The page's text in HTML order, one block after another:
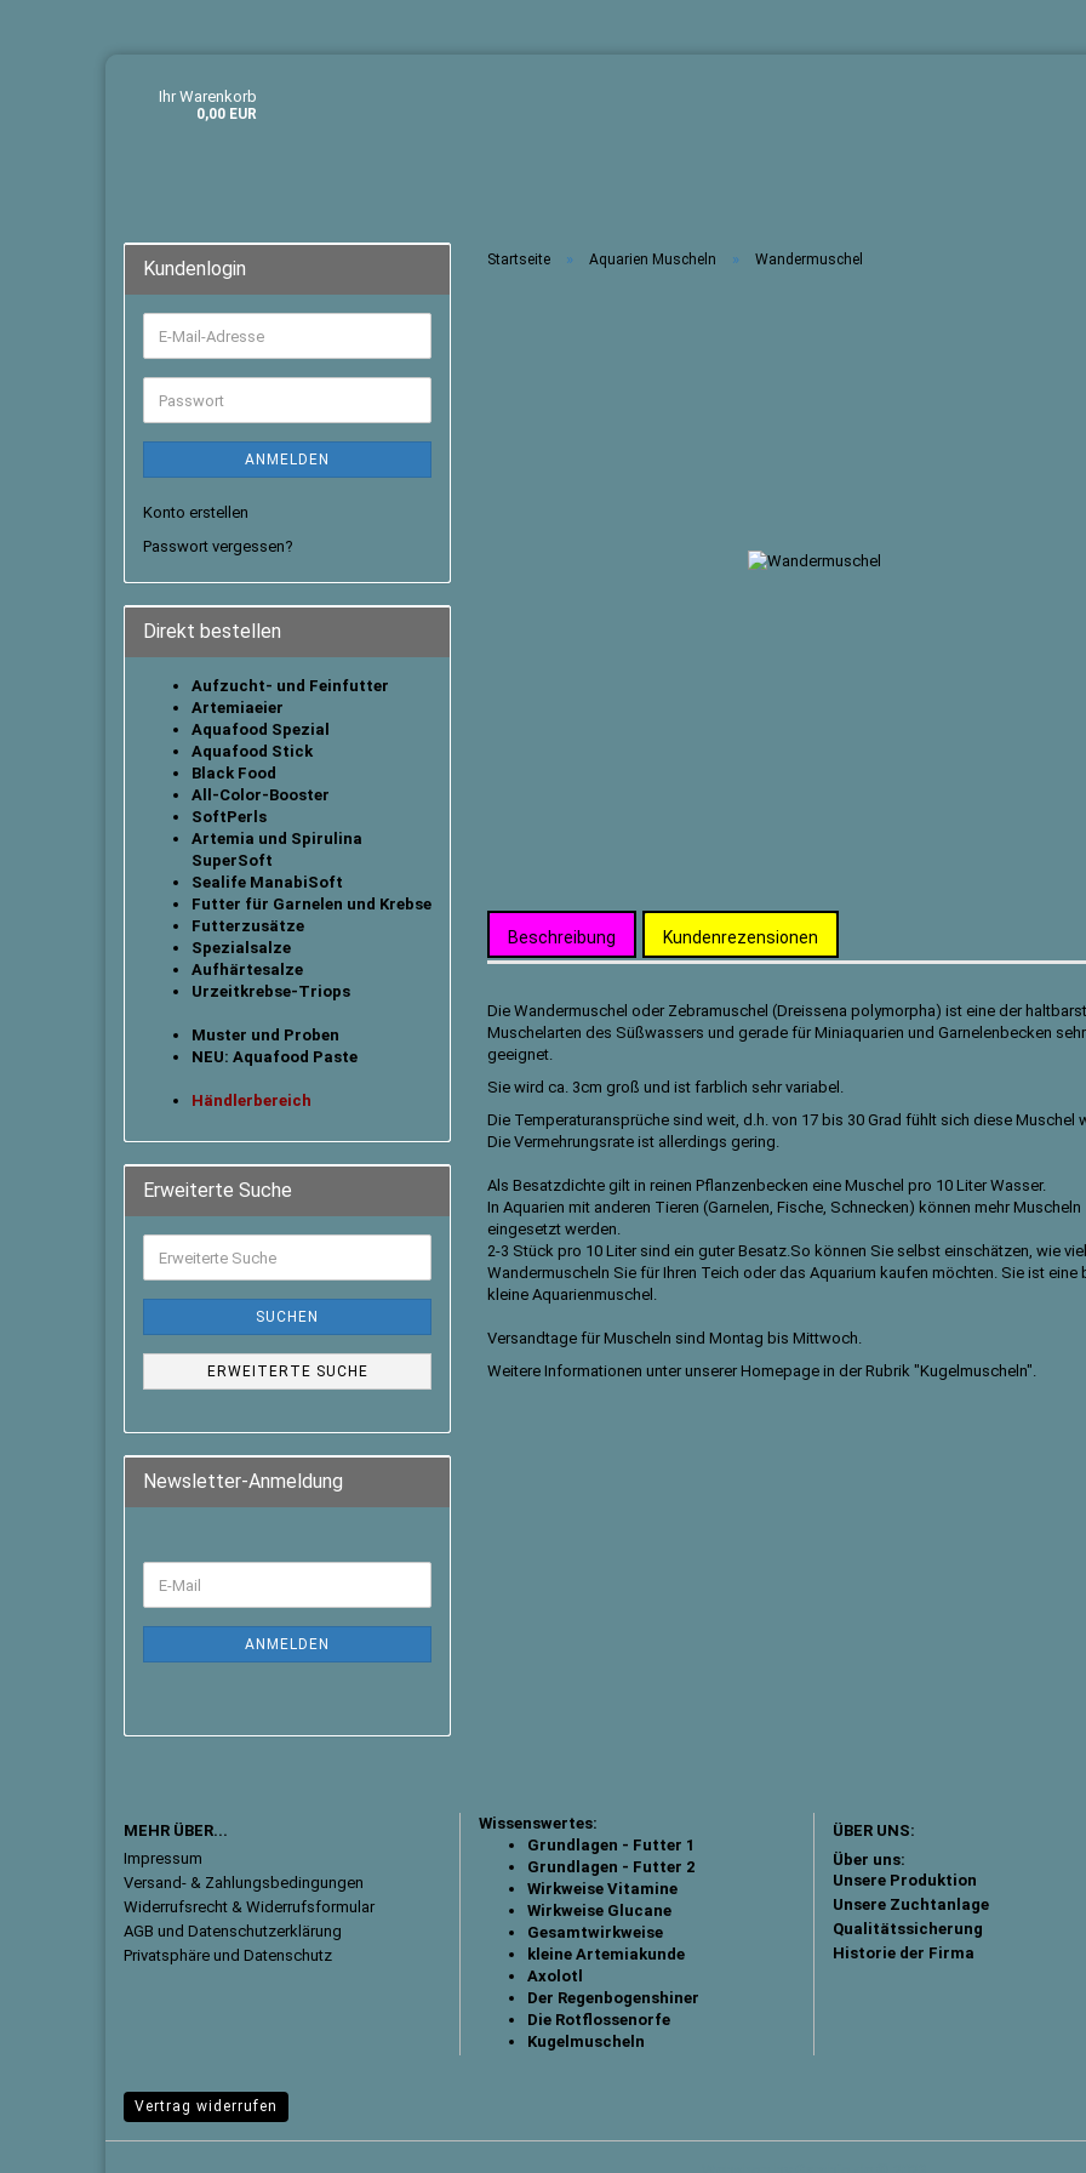
Ihr Warenkorb
0,00 EUR
Startseite » Aquarien Muscheln » Wandermuschel
Beschreibung Kundenrezensionen
Die Wandermuschel oder Zebramuschel (Dreissena polymorpha) ist eine der
Muschelarten des Süßwassers und gerade für Miniaquarien und Garnelenbecken
geeignet.
Sie wird ca. 3cm groß und ist farblich sehr variabel.
Die Temperaturansprüche sind weit, d.h. von 17 bis 30 Grad fühlt sich diese Muschel
Die Vermehrungsrate ist allerdings gering.
Als Besatzdichte gilt in reinen Pflanzenbecken eine Muschel pro 10 Liter Wasser.
In Aquarien mit anderen Tieren (Garnelen, Fische, Schnecken) können mehr Muscheln
eingesetzt werden.
2-3 Stück pro 10 Liter sind ein guter Besatz.So können Sie selbst einschätzen, wie
Wandermuscheln Sie für Ihren Teich oder das Aquarium kaufen möchten. Sie ist eine
kleine Aquarienmuschel.
Versandtage für Muscheln sind Montag bis Mittwoch.
Weitere Informationen unter unserer Homepage in der Rubrik "Kugelmuscheln".
Kundenlogin
ANMELDEN
Konto erstellen
Passwort vergessen?
Direkt bestellen
Aufzucht- und Feinfutter
Artemiaeier
Aquafood Spezial
Aquafood Stick
B lack Food
All-Color-Booster
SoftPerls
Artemia und Spirulina
SuperSoft
Sealife ManabiSoft
Futter für Garnelen und Krebse
Futterzusätze
Spezialsalze
Aufhärtesalze
Urzeitkrebse-Triops
Muster und Proben
NEU: Aquafood Paste
Händlerbereich
Erweiterte Suche
SUCHEN
ERWEITERTE SUCHE
Newsletter-Anmeldung
ANMELDEN
MEHR ÜBER...
Impressum
Versand- & Zahlungsbedingungen
Widerrufsrecht & Widerrufsformular
AGB und Datenschutzerklärung
Privatsphäre und Datenschutz
Wissenswertes:
Grundlagen - Futter 1
Grundlagen - Futter 2
Wirkweise Vitamine
Wirkweise Glucane
Gesamtwirkweise
kleine Artemiakunde
Axolotl
Der Regenbogenshiner
Die Rotflossenorfe
Kugelmuscheln
ÜBER UNS:
Über uns:
Unsere Produktion
Unsere Zuchtanlage
Qualitätssicherung
Historie der Firma
Vertrag widerrufen